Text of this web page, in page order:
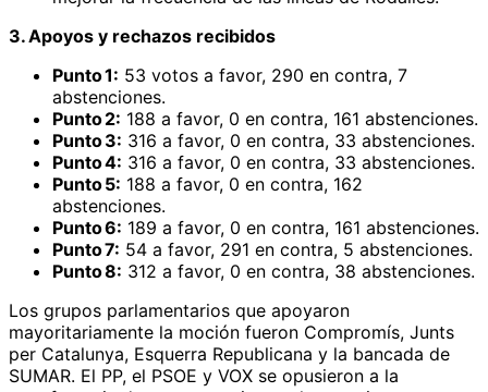
3. Apoyos y rechazos recibidos
Punto 1: 53 votos a favor, 290 en contra, 7
abstenciones.
Punto 2: 188 a favor, 0 en contra, 161 abstenciones.
Punto 3: 316 a favor, 0 en contra, 33 abstenciones.
Punto 4: 316 a favor, 0 en contra, 33 abstenciones.
Punto 5: 188 a favor, 0 en contra, 162
abstenciones.
Punto 6: 189 a favor, 0 en contra, 161 abstenciones.
Punto 7: 54 a favor, 291 en contra, 5 abstenciones.
Punto 8: 312 a favor, 0 en contra, 38 abstenciones.
Los grupos parlamentarios que apoyaron
mayoritariamente la moción fueron Compromís, Junts
per Catalunya, Esquerra Republicana y la bancada de
SUMAR. El PP, el PSOE y VOX se opusieron a la